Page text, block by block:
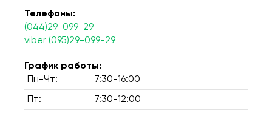
Телефоны:
(044)29-099-29
viber (095)29-099-29
График работы:
Пн-Чт:
7:30-16:00
Пт: 7:30-12:00